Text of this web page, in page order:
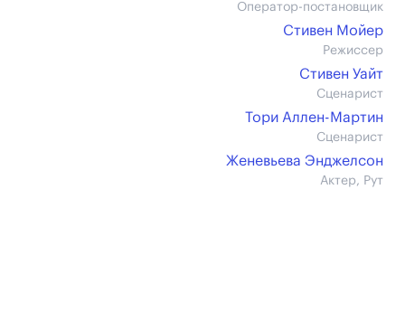
Оператор-постановщик
Стивен Мойер
Режиссер
Стивен Уайт
Сценарист
Тори Аллен-Мартин
Сценарист
Женевьева Энджелсон
Актер, Рут